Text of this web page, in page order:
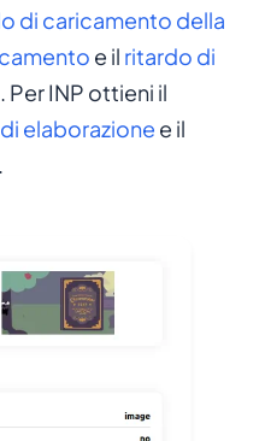
di caricamento della
e il ritardo di
. Per INP ottieni il
elaborazione e il
.